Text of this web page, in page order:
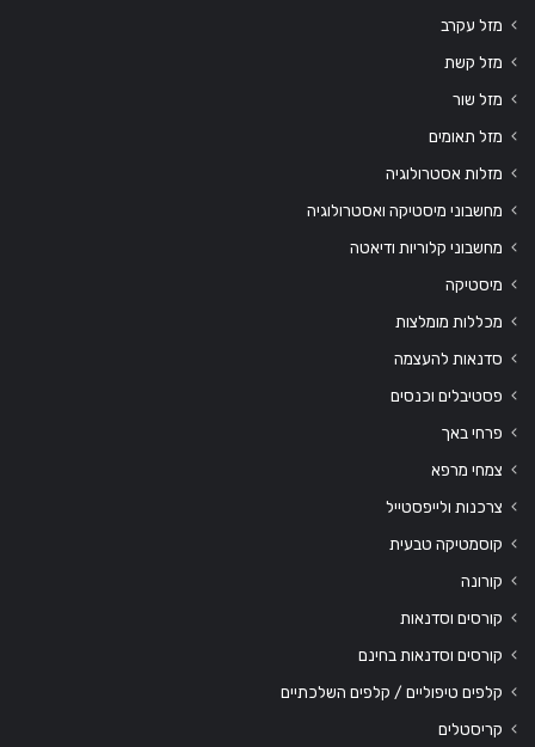
מזל עקרב
מזל קשת
מזל שור
מזל תאומים
מזלות אסטרולוגיה
מחשבוני מיסטיקה ואסטרולוגיה
מחשבוני קלוריות ודיאטה
מיסטיקה
מכללות מומלצות
סדנאות להעצמה
פסטיבלים וכנסים
פרחי באך
צמחי מרפא
צרכנות ולייפסטייל
קוסמטיקה טבעית
קורונה
קורסים וסדנאות
קורסים וסדנאות בחינם
קלפים טיפוליים / קלפים השלכתיים
קריסטלים